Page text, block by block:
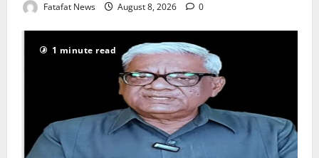
Fatafat News August 8, 2026 0
1 minute read